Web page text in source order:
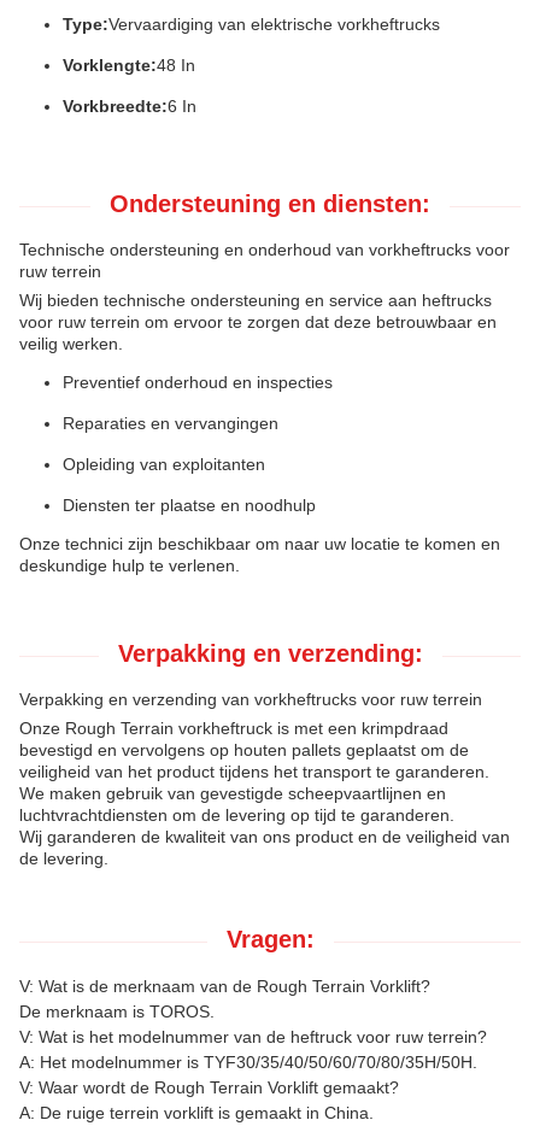
Type:Vervaardiging van elektrische vorkheftrucks
Vorklengte:48 In
Vorkbreedte:6 In
Ondersteuning en diensten:
Technische ondersteuning en onderhoud van vorkheftrucks voor
ruw terrein
Wij bieden technische ondersteuning en service aan heftrucks
voor ruw terrein om ervoor te zorgen dat deze betrouwbaar en
veilig werken.
Preventief onderhoud en inspecties
Reparaties en vervangingen
Opleiding van exploitanten
Diensten ter plaatse en noodhulp
Onze technici zijn beschikbaar om naar uw locatie te komen en
deskundige hulp te verlenen.
Verpakking en verzending:
Verpakking en verzending van vorkheftrucks voor ruw terrein
Onze Rough Terrain vorkheftruck is met een krimpdraad
bevestigd en vervolgens op houten pallets geplaatst om de
veiligheid van het product tijdens het transport te garanderen.
We maken gebruik van gevestigde scheepvaartlijnen en
luchtvrachtdiensten om de levering op tijd te garanderen.
Wij garanderen de kwaliteit van ons product en de veiligheid van
de levering.
Vragen:
V: Wat is de merknaam van de Rough Terrain Vorklift?
De merknaam is TOROS.
V: Wat is het modelnummer van de heftruck voor ruw terrein?
A: Het modelnummer is TYF30/35/40/50/60/70/80/35H/50H.
V: Waar wordt de Rough Terrain Vorklift gemaakt?
A: De ruige terrein vorklift is gemaakt in China.